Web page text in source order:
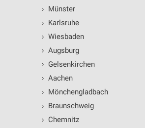
› Münster
› Karlsruhe
› Wiesbaden
› Augsburg
› Gelsenkirchen
› Aachen
› Mönchengladbach
› Braunschweig
› Chemnitz